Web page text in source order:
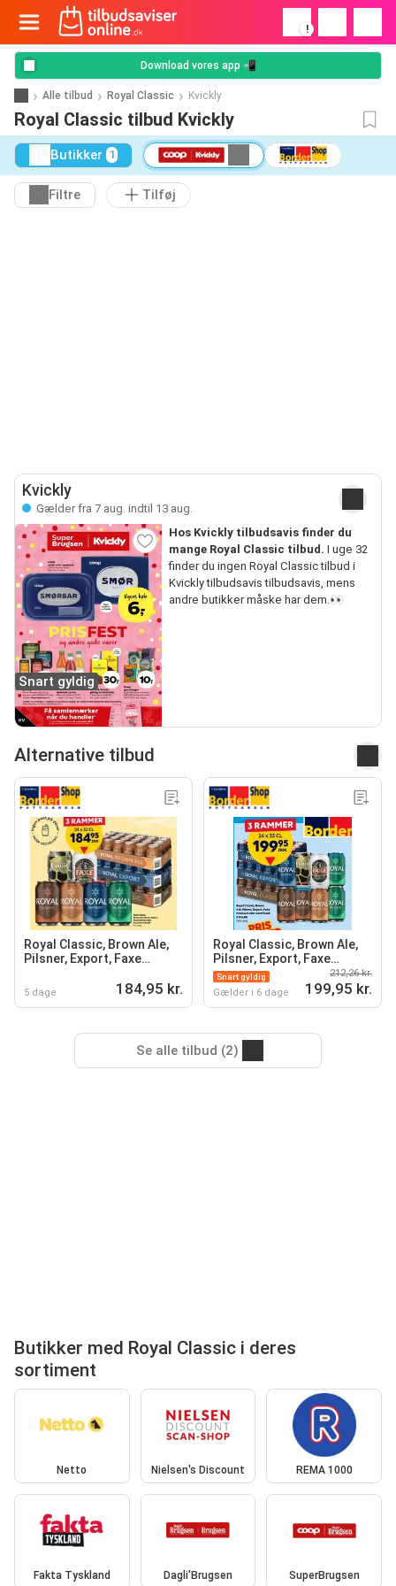
!
Download vores app 📲
Alle tilbud Royal Classic Kvickly
Royal Classic tilbud Kvickly
Butikker 1
Filtre Tilføj
Kvickly
Gælder fra 7 aug. indtil 13 aug.
Snart gyldig
Hos Kvickly tilbudsavis finder du
mange Royal Classic tilbud. I uge 32
finder du ingen Royal Classic tilbud i
Kvickly tilbudsavis tilbudsavis, mens
andre butikker måske har dem.👀
Alternative tilbud
Royal Classic, Brown Ale,
Pilsner, Export, Faxe
4,6-5,8%
5 dage 184,95 kr.
Royal Classic, Brown Ale,
Pilsner, Export, Faxe
Premium eller Giraf Gold
Snart gyldig
Gælder i 6 dage
212,26 kr.
199,95 kr.
Se alle tilbud (2)
Butikker med Royal Classic i deres
sortiment
Netto Nielsen's Discount REMA 1000
Fakta Tyskland Dagli'Brugsen SuperBrugsen